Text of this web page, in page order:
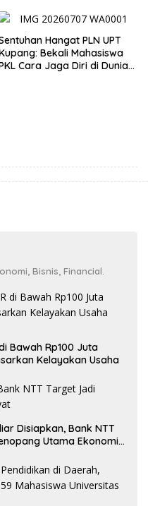
Hangat PLN UPT
Bekali Mahasiswa
Cara Jaga Diri di Dunia
Bisnis, Financial.
Bawah Rp100 Juta
Kelayakan Usaha
Disiapkan, Bank NTT
Utama Ekonomi